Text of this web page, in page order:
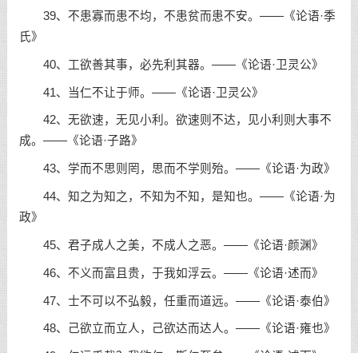
39、不患寡而患不均，不患贫而患不安。——《论语·季
氏》
40、工欲善其事，必先利其器。——《论语·卫灵公》
41、当仁不让于师。——《论语·卫灵公》
42、无欲速，无见小利。欲速则不达，见小利则大事不
成。——《论语·子路》
43、学而不思则罔，思而不学则殆。——《论语·为政》
44、知之为知之，不知为不知，是知也。——《论语·为
政》
45、君子成人之美，不成人之恶。——《论语·颜渊》
46、不义而富且贵，于我如浮云。——《论语·述而》
47、士不可以不弘毅，任重而道远。——《论语·泰伯》
48、己欲立而立人，己欲达而达人。——《论语·雍也》